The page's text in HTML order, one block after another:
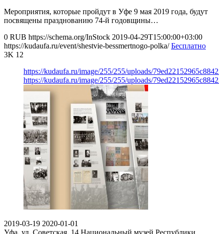
Мероприятия, которые пройдут в Уфе 9 мая 2019 года, будут
посвящены празднованию 74-й годовщины…
0 RUB https://schema.org/InStock 2019-04-29T15:00:00+03:00
https://kudaufa.ru/event/shestvie-bessmertnogo-polka/ Бесплатно
3K 12
https://kudaufa.ru/image/255/255/uploads/
https://kudaufa.ru/image/255/255/uploads/
2019-03-19 2020-01-01
Уфа, ул. Советская, 14 Национальный музей Республики